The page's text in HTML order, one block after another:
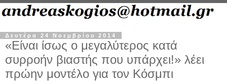
Δευτέρα 24 Νοεμβρίου 2014
«Είναι ίσως ο μεγαλύτερος κατά
συρροήν βιαστής που υπάρχει!» λέει
πρώην μοντέλο για τον Κόσμπι